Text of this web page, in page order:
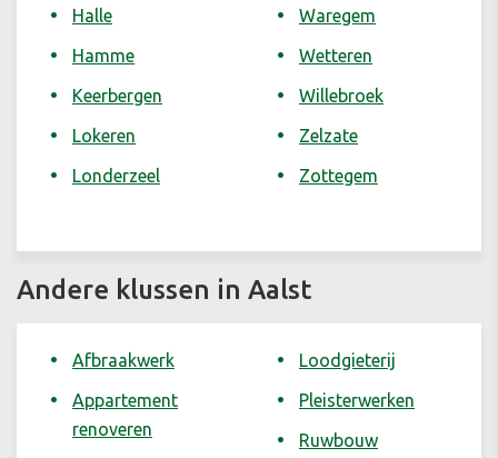
Halle
Hamme
Keerbergen
Lokeren
Londerzeel
Waregem
Wetteren
Willebroek
Zelzate
Zottegem
Andere klussen in Aalst
Afbraakwerk
Appartement
renoveren
Loodgieterij
Pleisterwerken
Ruwbouw